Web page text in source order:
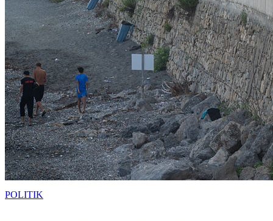
POLITIK